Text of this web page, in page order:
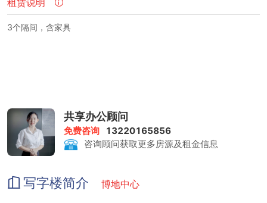
3个隔间，含家具
共享办公顾问
免费咨询
13220165856
咨询顾问获取更多房源及租金信息
写字楼简介 博地中心